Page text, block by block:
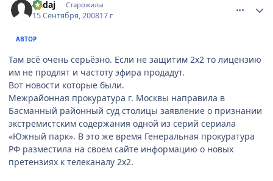
Kadaj Старожилы
15 Сентября, 200817 г
АВТОР
Там всё очень серьёзно. Если не защитим 2х2 то лицензию
им не продлят и частоту эфира продадут.
Вот новости которые были.
Межрайонная прокуратура г. Москвы направила в
Басманный районный суд столицы заявление о признании
экстремистским содержания одной из серий сериала
«Южный парк». В это же время Генеральная прокуратура
РФ разместила на своем сайте информацию о новых
претензиях к телеканалу 2х2.